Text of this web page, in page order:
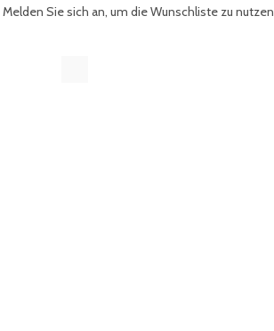
Melden Sie sich an, um die Wunschliste zu nutzen